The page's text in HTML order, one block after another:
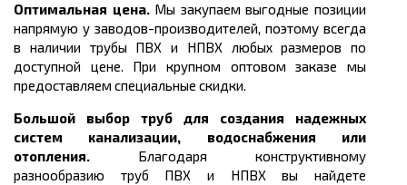
Оптимальная цена.Мы закупаем выгодные позиции
напрямую у заводов-производителей, поэтому всегда
в наличии трубы ПВХ и НПВХ любых размеров по
доступной цене. При крупном оптовом заказе мы
предоставляем специальные скидки.
Большой выбор труб для создания надежных
систем канализации, водоснабжения или
отопления. Благодаря конструктивному
разнообразию труб ПВХ и НПВХ вы найдете